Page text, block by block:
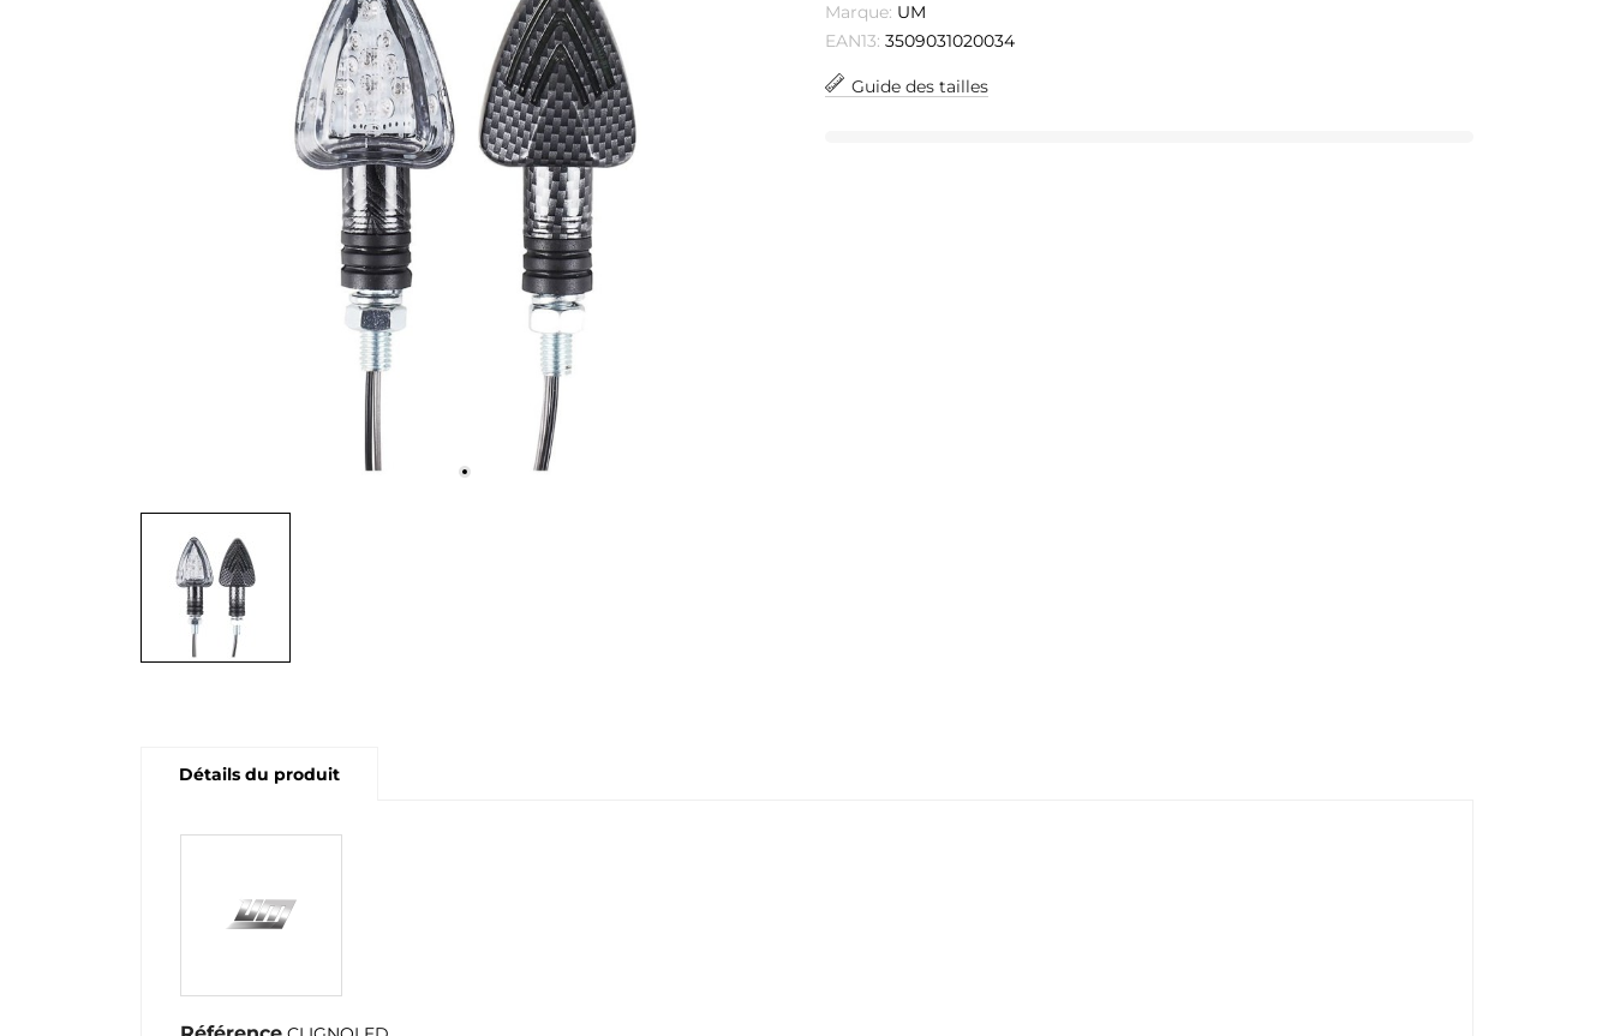
Marque: UM
EAN13: 3509031020034
Guide des tailles
Détails du produit